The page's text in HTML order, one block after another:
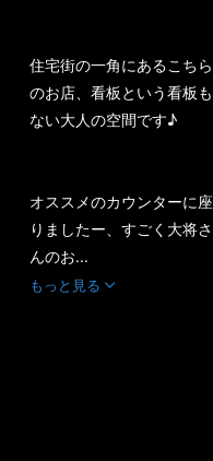
住宅街の一角にあるこちら
のお店、看板という看板も
ない大人の空間です♪
オススメのカウンターに座
りましたー、すごく大将さ
んのお...
もっと見る